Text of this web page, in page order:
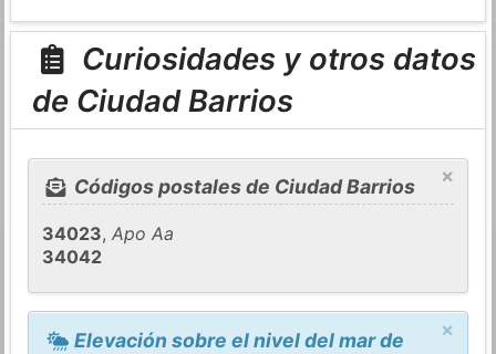
Curiosidades y otros datos
de Ciudad Barrios
×
Códigos postales de Ciudad Barrios
34023,Apo Aa
34042
×
Elevación sobre el nivel del mar de